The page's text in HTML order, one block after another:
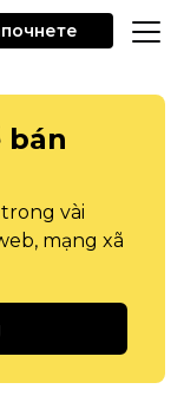
bán
vài
mạng xã